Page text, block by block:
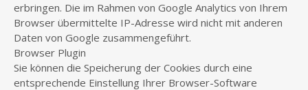
erbringen. Die im Rahmen von Google Analytics von Ihrem
Browser übermittelte IP-Adresse wird nicht mit anderen
Daten von Google zusammengeführt.
Browser Plugin
Sie können die Speicherung der Cookies durch eine
entsprechende Einstellung Ihrer Browser-Software